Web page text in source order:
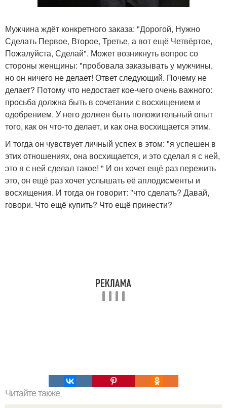
Мужчина ждёт конкретного заказа: "Дорогой, Нужно
Сделать Первое, Второе, Третье, а вот ещё Четвёртое,
Пожалуйста, Сделай". Может возникнуть вопрос со
стороны женщины: "пробовала заказывать у мужчины,
но он ничего не делает! Ответ следующий. Почему не
делает? Потому что недостает кое-чего очень важного:
просьба должна быть в сочетании с восхищением и
одобрением. У него должен быть положительный опыт
того, как он что-то делает, и как она восхищается этим.
И тогда он чувствует личный успех в этом: "я успешен в
этих отношениях, она восхищается, и это сделал я с ней,
это я с ней сделал такое! " И он хочет ещё раз пережить
это, он ещё раз хочет услышать её аплодисменты и
восхищения. И тогда он говорит: "что сделать? Давай,
говори. Что ещё купить? Что ещё принести?
Читайте также